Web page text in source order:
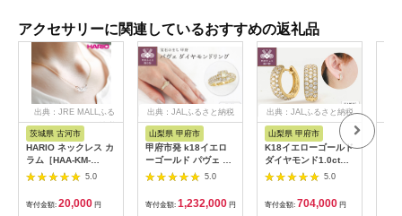
アクセサリーに関連しているおすすめの返礼品
出典：JRE MALLふる
さと納税
茨城県 古河市
HARIO ネックレス カ
ラム［HAA-KM-
004N］ ※離島への配
送不可 ｜ 耐熱 ガラス
アクセサリー ハリオ
ランプワークファクト
5.0
寄付金額: 20,000 円
出典：JALふるさと納税
山梨県 甲府市
甲府市発 k18イエロ
ーゴールド パヴェ ダ
イヤモンドリング 1ct
[WR-5052YG]
5.0
寄付金額: 1,232,000 円
出典：JALふるさと納税
山梨県 甲府市
K18イエローゴールド
ダイヤモンド1.0ctピ
アス ［43-1382］
5.0
寄付金額: 704,000 円